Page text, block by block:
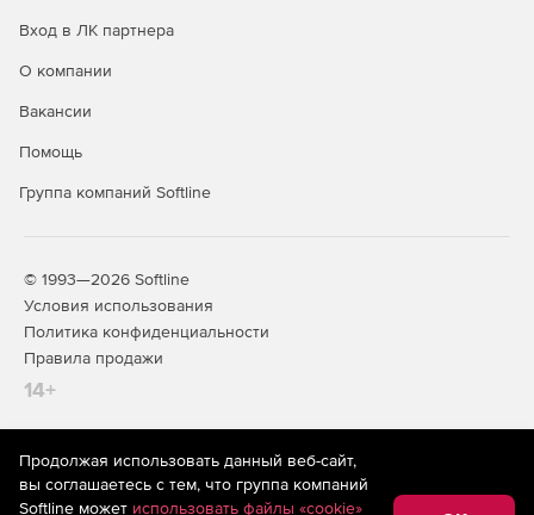
Скачать пробную версию
Сравнение версий ContentReader
PDF
Просмотр и
работа с
электронными
документами
подпись
Совместная
работа и
✔ ✔
Вход в ЛК партнера
О компании
Вакансии
Помощь
Группа компаний Softline
© 1993—2026 Softline
Условия использования
Политика конфиденциальности
Правила продажи
14+
На информационном ресурсе store.softline.ru применяются
рекомендательные технологии(информационные технологии
Продолжая использовать данный веб-сайт,
вы соглашаетесь с тем, что группа компаний
Softline может использовать файлы «cookie»